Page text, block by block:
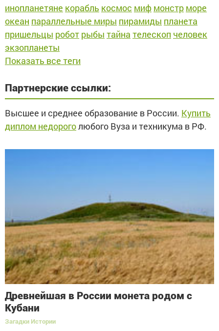
инопланетяне корабль космос миф монстр море
океан параллельные миры пирамиды планета
пришельцы робот рыбы тайна телескоп человек
экзопланеты
Показать все теги
Партнерские ссылки:
Высшее и среднее образование в России. Купить
диплом недороголюбого Вуза и техникума в РФ.
Древнейшая в России монета родом с
Кубани
Загадки Истории